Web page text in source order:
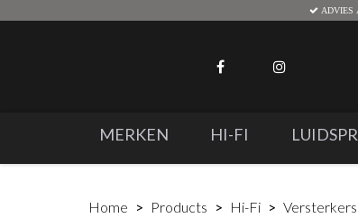
ADVIES
MERKEN HI-FI
Home Products Hi-Fi Versterkers